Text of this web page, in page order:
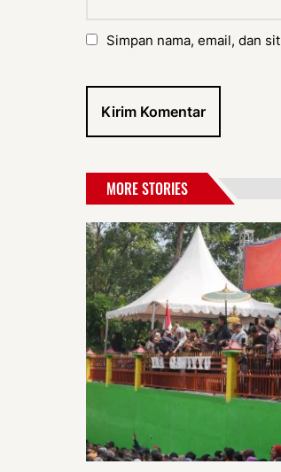
Simpan nama, email, dan
MORE STORIES